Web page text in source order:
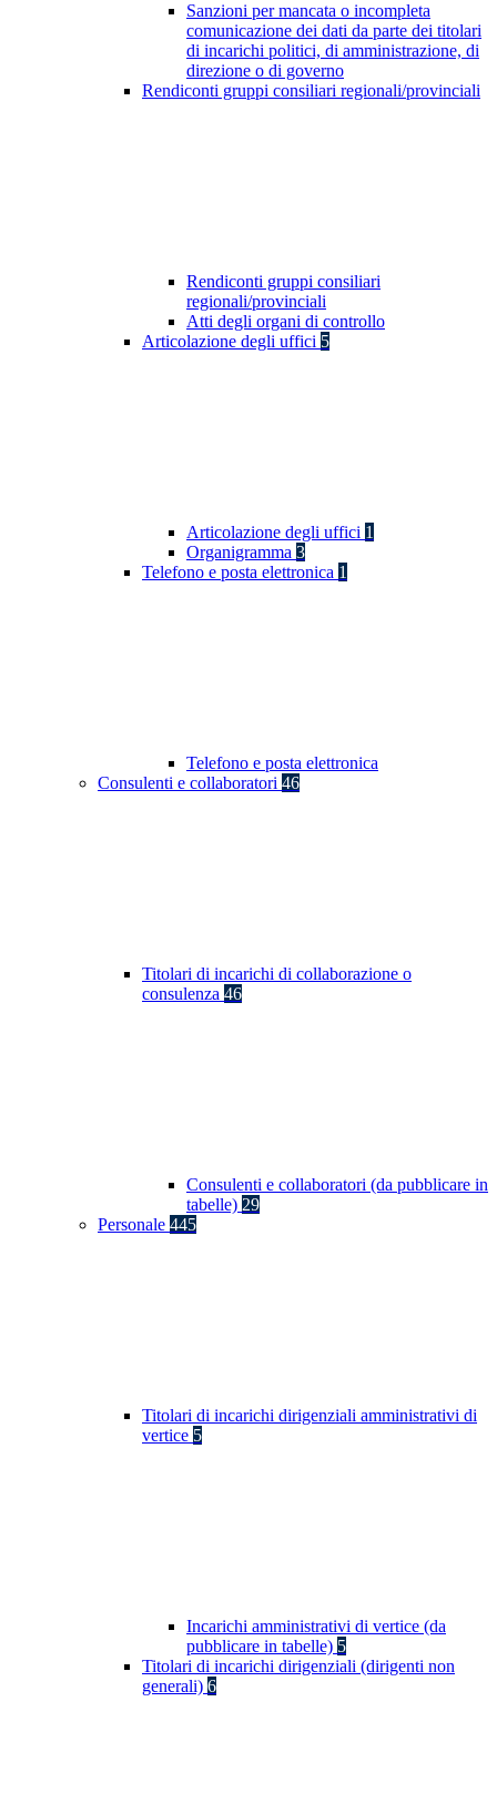
Sanzioni per mancata o incompleta
comunicazione dei dati da parte dei titolari
di incarichi politici, di amministrazione, di
direzione o di governo
Rendiconti gruppi consiliari regionali/provinciali
Rendiconti gruppi consiliari
regionali/provinciali
Atti degli organi di controllo
Articolazione degli uffici 5
Articolazione degli uffici 1
Organigramma 3
Telefono e posta elettronica 1
Telefono e posta elettronica
Consulenti e collaboratori 46
Titolari di incarichi di collaborazione o
consulenza 46
Consulenti e collaboratori (da pubblicare in
tabelle) 29
Personale 445
Titolari di incarichi dirigenziali amministrativi di
vertice 5
Incarichi amministrativi di vertice (da
pubblicare in tabelle) 5
Titolari di incarichi dirigenziali (dirigenti non
generali) 6